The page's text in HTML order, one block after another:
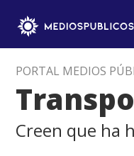
PORTAL MEDIOS
Creen que ha